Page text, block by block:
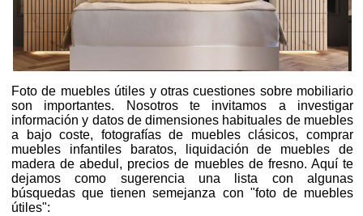
Foto de muebles útiles y otras cuestiones sobre mobiliario
son importantes. Nosotros te invitamos a investigar
información y datos de dimensiones habituales de muebles
a bajo coste, fotografías de muebles clásicos, comprar
muebles infantiles baratos, liquidación de muebles de
madera de abedul, precios de muebles de fresno. Aquí te
dejamos como sugerencia una lista con algunas
búsquedas que tienen semejanza con "foto de muebles
útiles":